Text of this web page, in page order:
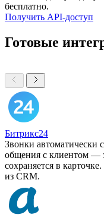
бесплатно.
Получить API-доступ
Готовые
Битрикс24
Звонки автоматически
общения с клиентом —
сохраняется в
из CRM.